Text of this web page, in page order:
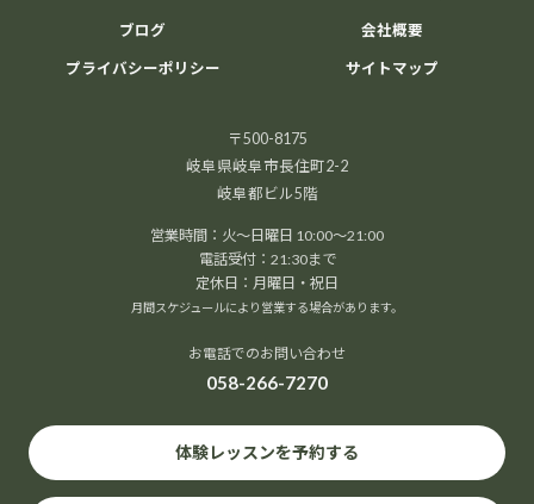
ブログ 会社概要
プライバシーポリシー サイトマップ
〒500-8175
岐阜県岐阜市長住町2-2
岐阜都ビル5階
営業時間：火～日曜日 10:00～21:00
電話受付：21:30まで
定休日：月曜日・祝日
月間スケジュールにより営業する場合があります。
お電話でのお問い合わせ
058-266-7270
体験レッスンを予約する